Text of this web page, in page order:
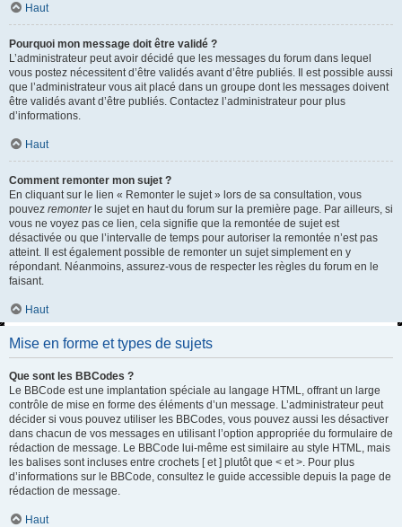
Haut
Pourquoi mon message doit être validé ?
L’administrateur peut avoir décidé que les messages du forum dans lequel
vous postez nécessitent d’être validés avant d’être publiés. Il est possible aussi
que l’administrateur vous ait placé dans un groupe dont les messages doivent
être validés avant d’être publiés. Contactez l’administrateur pour plus
d’informations.
Haut
Comment remonter mon sujet ?
En cliquant sur le lien « Remonter le sujet » lors de sa consultation, vous
pouvez remonterle sujet en haut du forum sur la première page. Par ailleurs, si
vous ne voyez pas ce lien, cela signifie que la remontée de sujet est
désactivée ou que l’intervalle de temps pour autoriser la remontée n’est pas
atteint. Il est également possible de remonter un sujet simplement en y
répondant. Néanmoins, assurez-vous de respecter les règles du forum en le
faisant.
Haut
Mise en forme et types de sujets
Que sont les BBCodes ?
Le BBCode est une implantation spéciale au langage HTML, offrant un large
contrôle de mise en forme des éléments d’un message. L’administrateur peut
décider si vous pouvez utiliser les BBCodes, vous pouvez aussi les désactiver
dans chacun de vos messages en utilisant l’option appropriée du formulaire de
rédaction de message. Le BBCode lui-même est similaire au style HTML, mais
les balises sont incluses entre crochets [ et ] plutôt que < et >. Pour plus
d’informations sur le BBCode, consultez le guide accessible depuis la page de
rédaction de message.
Haut